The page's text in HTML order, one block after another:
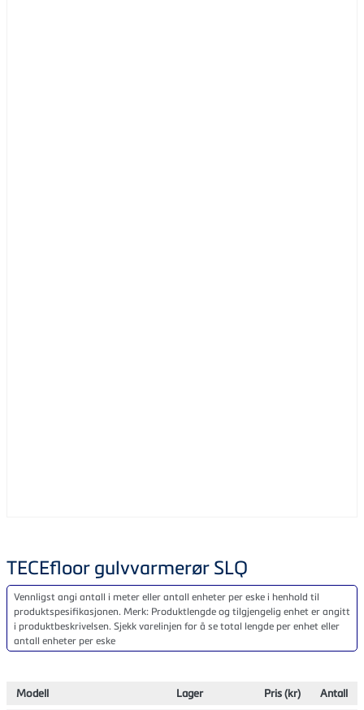
TECEfloor gulvvarmerør SLQ
Vennligst angi antall i meter eller antall enheter per eske i henhold til
produktspesifikasjonen. Merk: Produktlengde og tilgjengelig enhet er angitt
i produktbeskrivelsen. Sjekk varelinjen for å se total lengde per enhet eller
antall enheter per eske
Modell Lager Pris (kr) Antall